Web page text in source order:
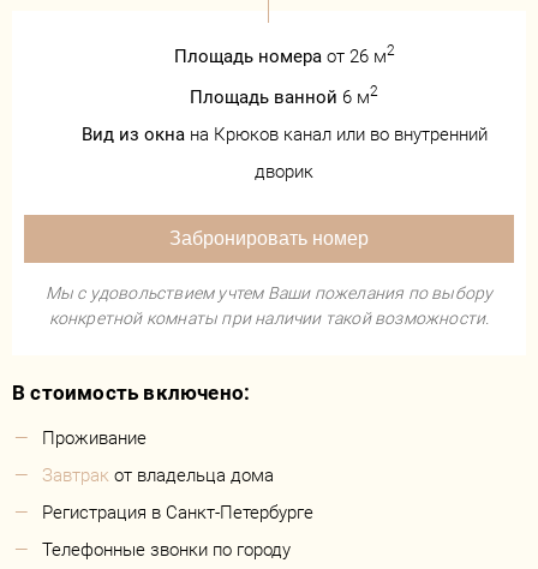
Площадь номераот 26 м2
Площадь ванной 6 м2
Вид из окнана Крюков канал или во внутренний
дворик
Забронировать номер
Мы с удовольствием учтем Ваши пожелания по выбору
конкретной комнаты при наличии такой возможности.
В стоимость включено:
Проживание
Завтрак от владельца дома
Регистрация в Санкт-Петербурге
Телефонные звонки по городу